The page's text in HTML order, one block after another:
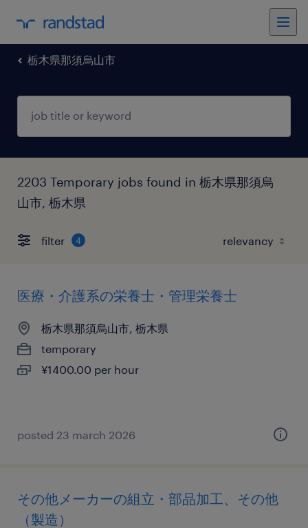
栃木県那須烏山市
2203 Temporary jobs found in 栃木県那須烏
山市, 栃木県
filter 4
医療・介護系の栄養士・管理栄養士
栃木県那須烏山市, 栃木県
temporary
¥1400.00 per hour
posted 23 march 2026
その他メーカーの組立・部品加工、その他
（製造）